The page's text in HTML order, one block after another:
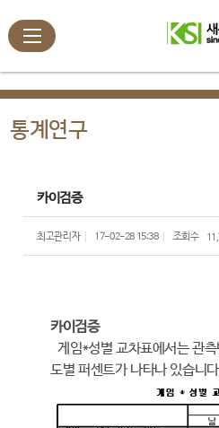
통계연구
카이검증
최고관리자 17-02-28 15:38 조회수
카이검증
게임*성별 교차표에서는 관
도별 퍼센트가 나타나 있습니